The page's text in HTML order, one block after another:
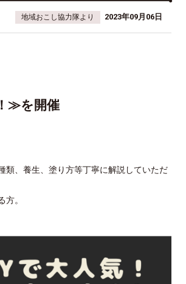
地域おこし協力隊より 2023年09月06日
≫を開催
類、養生、塗り方等丁寧に解説していただ
。